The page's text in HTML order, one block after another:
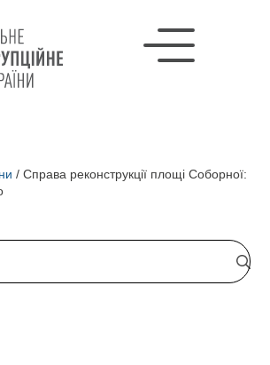
/ Справа реконструкції площі Соборної: